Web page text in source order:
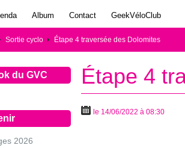
Album Contact GeekVéloClub
Sortie cyclo Étape 4 traversée des Dolomites
Étape 4
le 14/06/2022 à 08:30
du GVC
2026